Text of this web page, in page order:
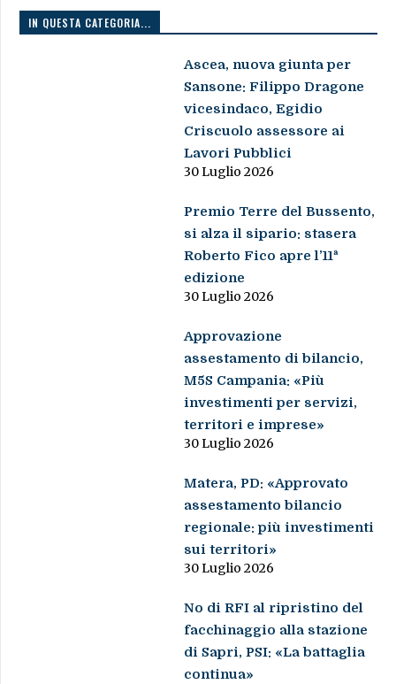
IN QUESTA CATEGORIA...
Ascea, nuova giunta per
Sansone: Filippo Dragone
vicesindaco, Egidio
Criscuolo assessore ai
Lavori Pubblici
30 Luglio 2026
Premio Terre del Bussento,
si alza il sipario: stasera
Roberto Fico apre l’11ª
edizione
30 Luglio 2026
Approvazione
assestamento di bilancio,
M5S Campania: «Più
investimenti per servizi,
territori e imprese»
30 Luglio 2026
Matera, PD: «Approvato
assestamento bilancio
regionale: più investimenti
sui territori»
30 Luglio 2026
No di RFI al ripristino del
facchinaggio alla stazione
di Sapri, PSI: «La battaglia
continua»